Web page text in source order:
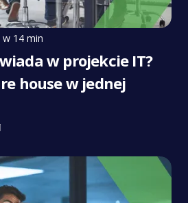
w 14 min
w projekcie IT?
house w jednej